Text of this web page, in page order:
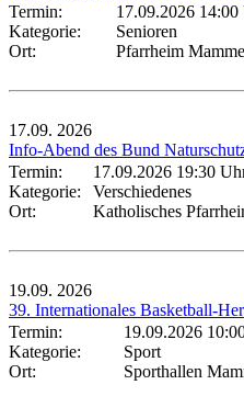
Termin:
17.09.2026 14:00
Kategorie:
Senioren
Ort:
Pfarrheim
17.09. 2026
Info-Abend des Bund
Termin:
17.09.2026 19:30
Kategorie:
Verschiedenes
Ort:
Katholisches
19.09. 2026
39. Internationales Basketball-
Termin:
19.09.2026
Kategorie:
Sport
Ort:
Sporthallen